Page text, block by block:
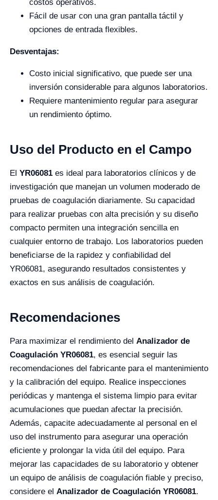
costos operativos.
Fácil de usar con una gran pantalla táctil y
opciones de entrada flexibles.
Desventajas:
Costo inicial significativo, que puede ser una
inversión considerable para algunos laboratorios.
Requiere mantenimiento regular para asegurar
un rendimiento óptimo.
Uso del Producto en el Campo
El YR06081 es ideal para laboratorios clínicos y de
investigación que manejan un volumen moderado de
pruebas de coagulación diariamente. Su capacidad
para realizar pruebas con alta precisión y su diseño
compacto permiten una integración sencilla en
cualquier entorno de trabajo. Los laboratorios pueden
beneficiarse de la rapidez y confiabilidad del
YR06081, asegurando resultados consistentes y
exactos en sus análisis de coagulación.
Recomendaciones
Para maximizar el rendimiento del Analizador de
Coagulación YR06081, es esencial seguir las
recomendaciones del fabricante para el mantenimiento
y la calibración del equipo. Realice inspecciones
periódicas y mantenga el sistema limpio para evitar
acumulaciones que puedan afectar la precisión.
Además, capacite adecuadamente al personal en el
uso del instrumento para asegurar una operación
eficiente y prolongar la vida útil del equipo. Para
mejorar las capacidades de su laboratorio y obtener
un equipo de análisis de coagulación fiable y preciso,
considere el Analizador de Coagulación YR06081.